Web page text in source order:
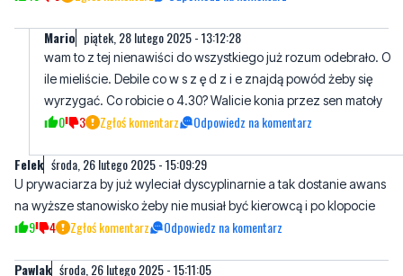
wyrzygać. Co robicie o 4.30? Walicie konia przez sen matoły
0 3 Zgłoś komentarz Odpowiedz na komentarz
środa, 26 lutego 2025 - 15:09:29
U prywaciarza by już wyleciał dyscyplinarnie a tak dostanie awans
9 4 Zgłoś komentarz Odpowiedz na komentarz
Pawlak środa, 26 lutego 2025 - 15:11:05
A taki był ładny amerykański hihihihihihihihihihi